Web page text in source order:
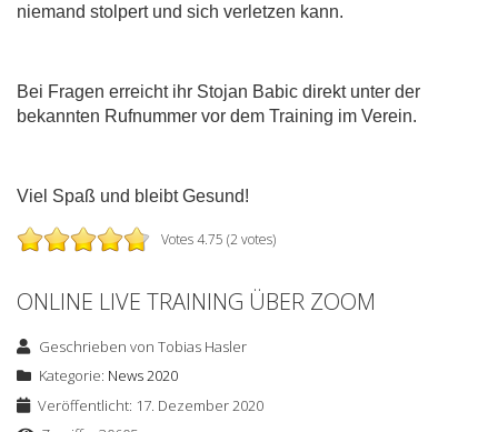
niemand stolpert und sich verletzen kann.
Bei Fragen erreicht ihr Stojan Babic direkt unter der
bekannten Rufnummer vor dem Training im Verein.
Viel Spaß und bleibt Gesund!
Votes 4.75 (2 votes)
ONLINE LIVE TRAINING ÜBER ZOOM
Geschrieben vonTobias Hasler
Kategorie: News 2020
Veröffentlicht: 17. Dezember 2020